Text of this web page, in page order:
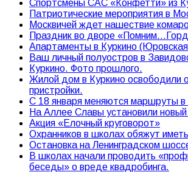
Спортсмены САС «Конфетти» из
Патриотические мероприятия в
Москвичей ждет нашествие
Праздник во дворе
Апартаменты в Куркино
Ваш личный полуостров в
Куркино. Фото прошлого.
Жилой дом в Куркино освободили
пристройки.
С 18 января меняются маршруты в
На Аллее Славы установили новый
Акция «Елочный круговорот»
Охранников в школах обяжут
Остановка на Ленинградском
В школах начали проводить
беседы» о вреде квадробинга.